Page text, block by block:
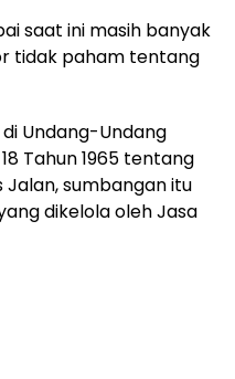
saat ini masih banyak
tidak paham tentang
Undang-Undang
Tahun 1965 tentang
Jalan, sumbangan itu
dikelola oleh Jasa